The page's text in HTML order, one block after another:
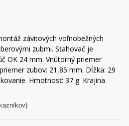
závitových voľnobežných
zubmi. Sťahovač je
OK 24 mm. Vnútorný priemer
zubov: 21,85 mm. Dĺžka: 29
Hmotnosť: 37 g. Krajina